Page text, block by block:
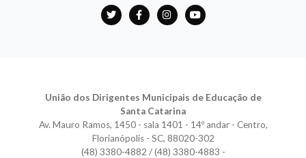
União dos Dirigentes Municipais de Educação de
Santa Catarina
Av. Mauro Ramos, 1450 - sala 1401 - 14º andar - Centro,
Florianópolis - SC, 88020-302
(48) 3380-4882 / (48) 3380-4883 -